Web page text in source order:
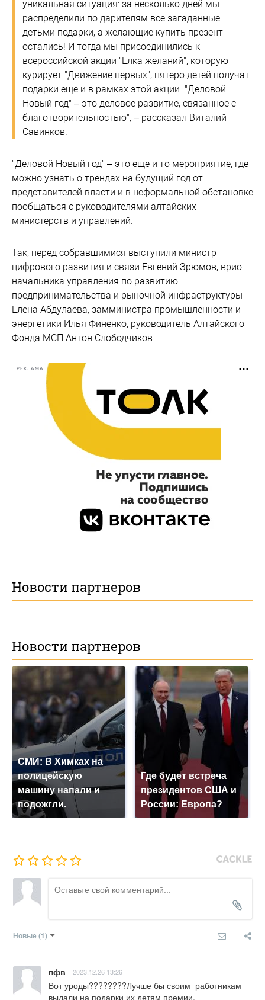
уникальная ситуация: за несколько дней мы
распределили по дарителям все загаданные
детьми подарки, а желающие купить презент
остались! И тогда мы присоединились к
всероссийской акции "Елка желаний", которую
курирует "Движение первых", пятеро детей получат
подарки еще и в рамках этой акции. "Деловой
Новый год" – это деловое развитие, связанное с
благотворительностью", – рассказал Виталий
Савинков.
"Деловой Новый год" – это еще и то мероприятие, где
можно узнать о трендах на будущий год от
представителей власти и в неформальной обстановке
пообщаться с руководителями алтайских
министерств и управлений.
Так, перед собравшимися выступили министр
цифрового развития и связи Евгений Зрюмов, врио
начальника управления по развитию
предпринимательства и рыночной инфраструктуры
Елена Абдулаева, замминистра промышленности и
энергетики Илья Финенко, руководитель Алтайского
Фонда МСП Антон Слободчиков.
РЕКЛАМА
Новости партнеров
Новости партнеров
СМИ: В Химках на
полицейскую
машину напали и
подожгли.
Где будет встреча
президентов США и
России: Европа?
Новые (1)
пфв 2023.12.26 13:26
Вот уроды????????Лучше бы своим  работникам
выдали на подарки их детям премии.